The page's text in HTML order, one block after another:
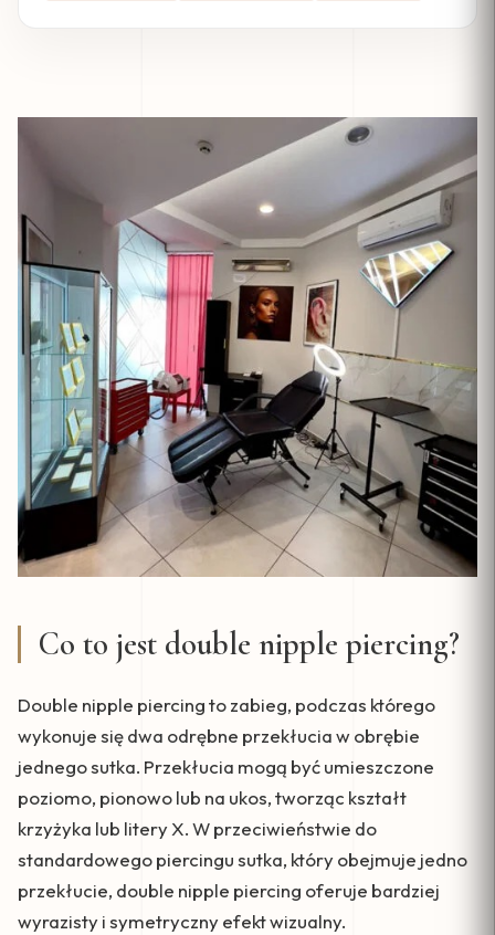
Co to jest double nipple piercing?
Double nipple piercing to zabieg, podczas którego
wykonuje się dwa odrębne przekłucia w obrębie
jednego sutka. Przekłucia mogą być umieszczone
poziomo, pionowo lub na ukos, tworząc kształt
krzyżyka lub litery X. W przeciwieństwie do
standardowego piercingu sutka, który obejmuje jedno
przekłucie, double nipple piercing oferuje bardziej
wyrazisty i symetryczny efekt wizualny.